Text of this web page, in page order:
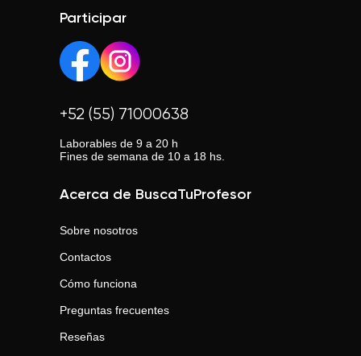
Participar
+52 (55) 71000638
Laborables de 9 a 20 h
Fines de semana de 10 a 18 hs.
Acerca de BuscaTuProfesor
Sobre nosotros
Contactos
Cómo funciona
Preguntas frecuentes
Reseñas